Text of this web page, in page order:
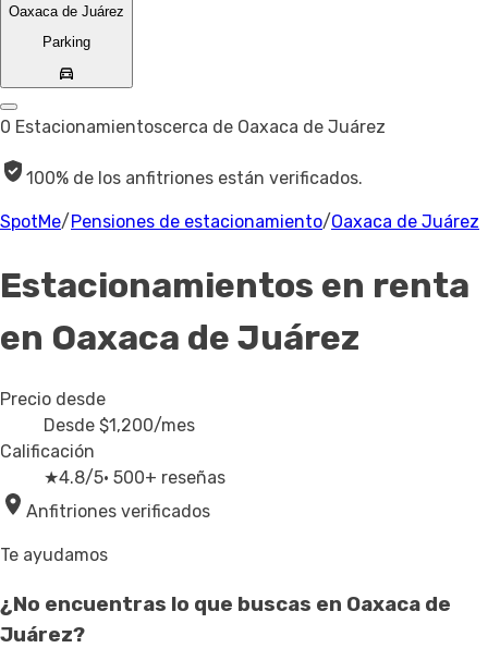
Oaxaca de Juárez
Parking
0 Estacionamientoscerca de Oaxaca de Juárez
100% de los anfitriones están verificados.
SpotMe/ Pensiones de estacionamiento/Oaxaca de Juárez
Estacionamientos en renta
en Oaxaca de Juárez
Precio desde
Desde $1,200/mes
Calificación
★4.8/5· 500+ reseñas
Anfitriones verificados
Te ayudamos
¿No encuentras lo que buscas en Oaxaca de
Juárez?